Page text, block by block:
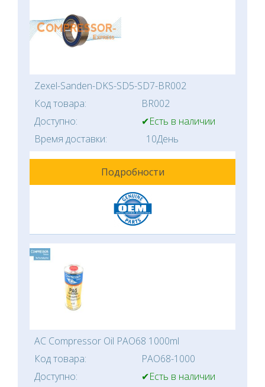
Zexel-Sanden-DKS-SD5-SD7-BR002
Код товара:
BR002
Доступно:
✔Есть в наличии
Время доставки:
10День
Подробности
AC Compressor Oil PAO68 1000ml
Код товара:
PAO68-1000
Доступно:
✔Есть в наличии